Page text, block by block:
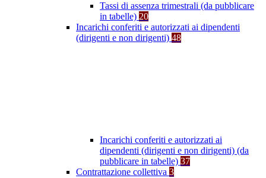
Tassi di assenza trimestrali (da pubblicare
in tabelle) 20
Incarichi conferiti e autorizzati ai dipendenti
(dirigenti e non dirigenti) 48
Incarichi conferiti e autorizzati ai
dipendenti (dirigenti e non dirigenti) (da
pubblicare in tabelle) 37
Contrattazione collettiva 3